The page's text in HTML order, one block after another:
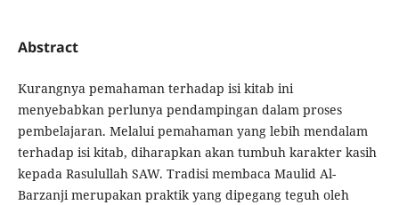
Abstract
Kurangnya pemahaman terhadap isi kitab ini
menyebabkan perlunya pendampingan dalam proses
pembelajaran. Melalui pemahaman yang lebih mendalam
terhadap isi kitab, diharapkan akan tumbuh karakter kasih
kepada Rasulullah SAW. Tradisi membaca Maulid Al-
Barzanji merupakan praktik yang dipegang teguh oleh